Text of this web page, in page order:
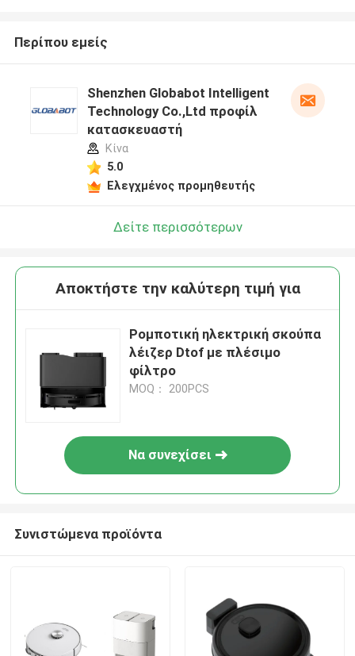
Περίπου εμείς
Shenzhen Globabot Intelligent
Technology Co.,Ltd προφίλ
κατασκευαστή
Κίνα
5.0
Ελεγχμένος προμηθευτής
Δείτε περισσότερων
Αποκτήστε την καλύτερη τιμή για
Ρομποτική ηλεκτρική σκούπα
λέιζερ Dtof με πλέσιμο
φίλτρο
MOQ： 200PCS
Να συνεχίσει
Συνιστώμενα προϊόντα